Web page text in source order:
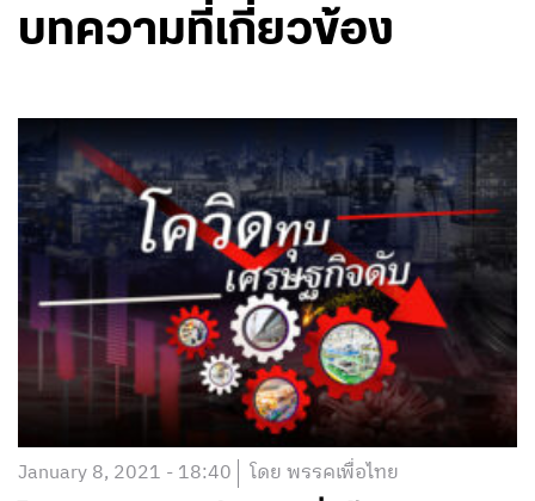
บทความที่เกี่ยวข้อง
January 8, 2021 - 18:40 โดย พรรคเพื่อไทย